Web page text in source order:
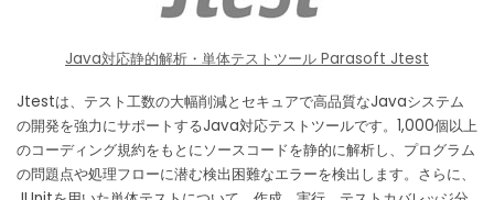
Java対応静的解析・単体テストツール Parasoft Jtest
Jtestは、テスト工数の大幅削減とセキュアで高品質なJavaシステム
の開発を強力にサポートするJava対応テストツールです。1,000個以上
のコーディング規約をもとにソースコードを静的に解析し、プログラム
の問題点や処理フローに潜む検出困難なエラーを検出します。さらに、